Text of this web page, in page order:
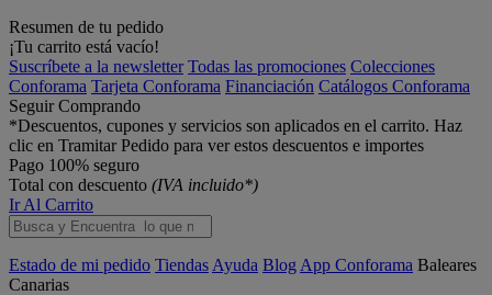
Resumen de tu pedido
¡Tu carrito está vacío!
Suscríbete a la newsletter Todas las promociones Colecciones
Conforama Tarjeta Conforama Financiación Catálogos Conforama
Seguir Comprando
*Descuentos, cupones y servicios son aplicados en el carrito. Haz
clic en Tramitar Pedido para ver estos descuentos e importes
Pago 100% seguro
Total con descuento (IVA incluido*)
Ir Al Carrito
Estado de mi pedido Tiendas Ayuda Blog App Conforama Baleares
Canarias